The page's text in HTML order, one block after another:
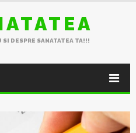
DESPRE SANATATEA TA!!!